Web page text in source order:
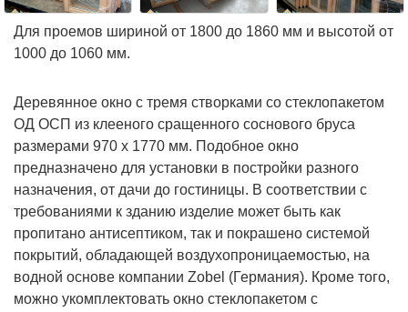
Для проемов шириной от 1800 до 1860 мм и высотой от
1000 до 1060 мм.
Деревянное окно с тремя створками со стеклопакетом
ОД ОСП из клееного сращенного соснового бруса
размерами 970 х 1770 мм. Подобное окно
предназначено для установки в постройки разного
назначения, от дачи до гостиницы. В соответствии с
требованиями к зданию изделие может быть как
пропитано антисептиком, так и покрашено системой
покрытий, обладающей воздухопроницаемостью, на
водной основе компании Zobel (Германия). Кроме того,
можно укомплектовать окно стеклопакетом с